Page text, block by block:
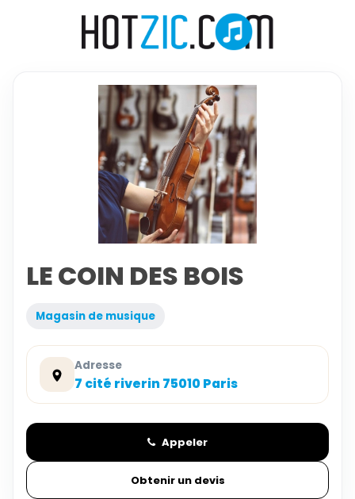
LE COIN DES BOIS
Magasin de musique
Adresse
7 cité riverin 75010 Paris
Appeler
Obtenir un devis